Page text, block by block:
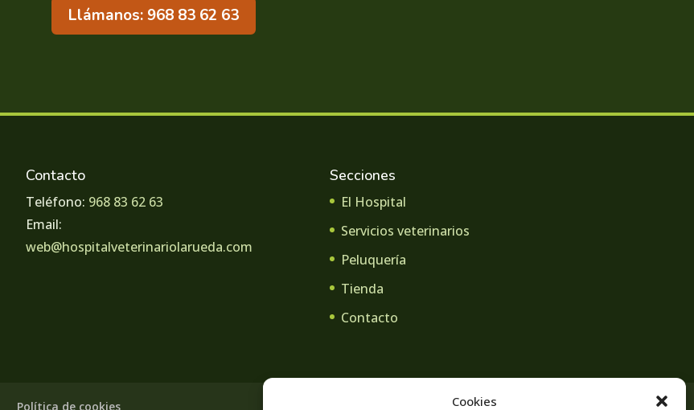
Cookies
Llámanos: 968 83 62 63
Contacto
Teléfono: 968 83 62 63
Email:
web@hospitalveterinariolarueda.com
Secciones
El Hospital
Servicios veterinarios
Peluquería
Tienda
Contacto
Política de cookies